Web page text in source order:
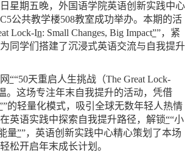
日星期五晚，外国语学院英语创新实践中心
公共教学楼508教室成功举办。本期的活
Lock-In: Small Changes, Big Impact””，紧
同学们搭建了沉浸式英语交流与自我提升
““50天重启人生挑战（The Great Lock-
。这场专注年末自我提升的活动，凭借
”的轻量化模式，吸引全球无数年轻人热情
英语实践中探索自我提升路径，解锁““小
量””，英语创新实践中心精心策划了本场
松开启年末成长计划。